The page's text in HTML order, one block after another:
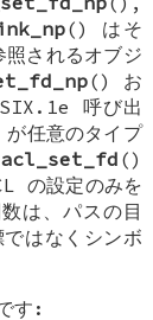
() はそ
されるオブジ
() お
呼び出
任意のタイプ
acl_set_fd ()
の設定のみを
は、パスの目
はなくシンボ
す: